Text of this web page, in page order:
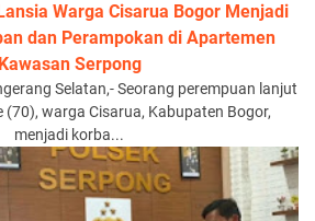
Warga Cisarua Bogor Menjadi
dan Perampokan di Apartemen
Kawasan Serpong
Selatan,- Seorang perempuan lanjut
(70), warga Cisarua, Kabupaten Bogor,
menjadi korba...